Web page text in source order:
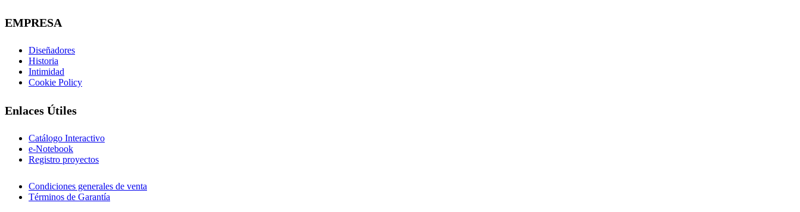
EMPRESA
Diseñadores
Historia
Intimidad
Cookie Policy
Enlaces Útiles
Catálogo Interactivo
e-Notebook
Registro proyectos
Condiciones generales de venta
Términos de Garantía